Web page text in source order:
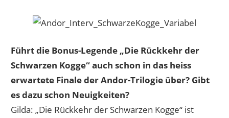
Führt die Bonus-Legende „Die Rückkehr der
Schwarzen Kogge“ auch schon in das heiss
erwartete Finale der Andor-Trilogie über? Gibt
es dazu schon Neuigkeiten?
Gilda: „Die Rückkehr der Schwarzen Kogge“ ist